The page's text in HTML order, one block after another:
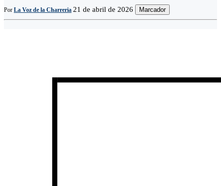
Por La Voz de la Charreria 21 de abril de 2026 Marcador